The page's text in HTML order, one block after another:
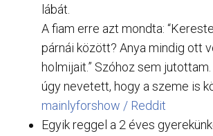
lábát.
A fiam erre azt mondta:
párnái között? Anya mindig ott
holmijait.” Szóhoz sem
úgy nevetett, hogy a szeme is
mainlyforshow / Reddit
Egyik reggel a 2 éves